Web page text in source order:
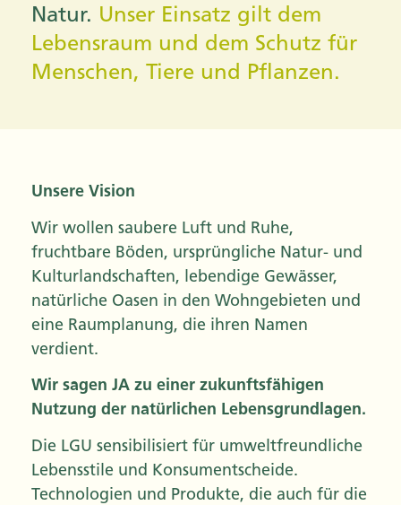
Natur. Unser Einsatz gilt dem
Lebensraum und dem Schutz für
Menschen, Tiere und Pflanzen.
Unsere Vision
Wir wollen saubere Luft und Ruhe,
fruchtbare Böden, ursprüngliche Natur- und
Kulturlandschaften, lebendige Gewässer,
natürliche Oasen in den Wohngebieten und
eine Raumplanung, die ihren Namen
verdient.
Wir sagen JA zu einer zukunftsfähigen
Nutzung der natürlichen Lebensgrundlagen.
Die LGU sensibilisiert für umweltfreundliche
Lebensstile und Konsumentscheide.
Technologien und Produkte, die auch für die